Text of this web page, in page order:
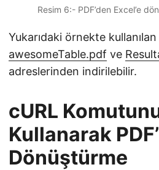
Resim 6:- PDF’den Excel’e
Yukarıdaki örnekte
awesomeTable.pdf ve
adreslerinden indirilebilir.
cURL
Kullanarak
Dönüştürme